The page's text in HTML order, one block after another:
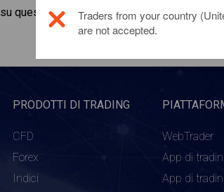
questo prodotto di investimento,fai clic
PRODOTTI DI TRADING
CFD
Forex
Indici
WebTrader
App di
App di
Traders from your country
are not accepted.